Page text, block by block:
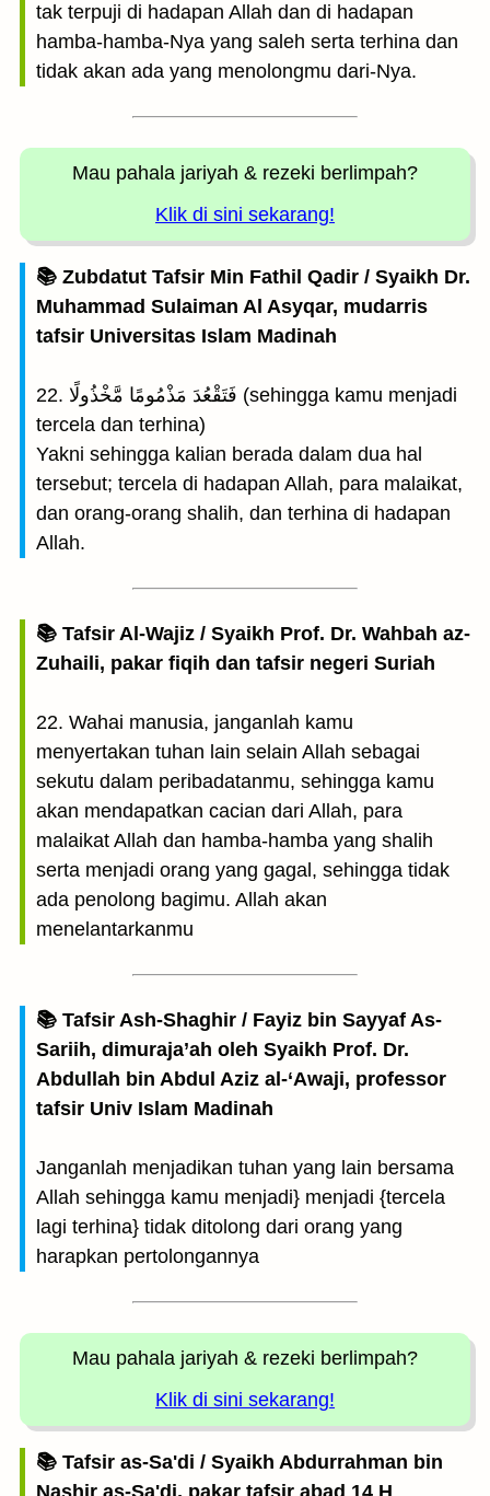
tak terpuji di hadapan Allah dan di hadapan
hamba-hamba-Nya yang saleh serta terhina dan
tidak akan ada yang menolongmu dari-Nya.
Mau pahala jariyah & rezeki berlimpah?
Klik di sini sekarang!
📚 Zubdatut Tafsir Min Fathil Qadir / Syaikh Dr.
Muhammad Sulaiman Al Asyqar, mudarris
tafsir Universitas Islam Madinah
22. فَتَقْعُدَ مَذْمُومًا مَّخْذُولًا (sehingga kamu menjadi
tercela dan terhina)
Yakni sehingga kalian berada dalam dua hal
tersebut; tercela di hadapan Allah, para malaikat,
dan orang-orang shalih, dan terhina di hadapan
Allah.
📚 Tafsir Al-Wajiz / Syaikh Prof. Dr. Wahbah az-
Zuhaili, pakar fiqih dan tafsir negeri Suriah
22. Wahai manusia, janganlah kamu
menyertakan tuhan lain selain Allah sebagai
sekutu dalam peribadatanmu, sehingga kamu
akan mendapatkan cacian dari Allah, para
malaikat Allah dan hamba-hamba yang shalih
serta menjadi orang yang gagal, sehingga tidak
ada penolong bagimu. Allah akan
menelantarkanmu
📚 Tafsir Ash-Shaghir / Fayiz bin Sayyaf As-
Sariih, dimuraja’ah oleh Syaikh Prof. Dr.
Abdullah bin Abdul Aziz al-‘Awaji, professor
tafsir Univ Islam Madinah
Janganlah menjadikan tuhan yang lain bersama
Allah sehingga kamu menjadi} menjadi {tercela
lagi terhina} tidak ditolong dari orang yang
harapkan pertolongannya
Mau pahala jariyah & rezeki berlimpah?
Klik di sini sekarang!
📚 Tafsir as-Sa'di / Syaikh Abdurrahman bin
Nashir as-Sa'di, pakar tafsir abad 14 H